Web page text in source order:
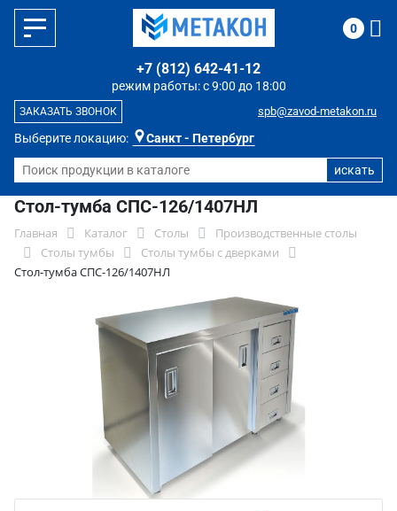
Выберите локацию: Санкт - Петербург
режим работы: с 9:00 до 18:00
+7 (812) 642-41-12
spb@zavod-metakon.ru
ЗАКАЗАТЬ ЗВОНОК
0
Стол-тумба СПС-126/1407НЛ
Главная Каталог Столы
Производственные столы
Столы тумбы
Столы тумбы с дверками
Стол-тумба СПС-126/1407НЛ